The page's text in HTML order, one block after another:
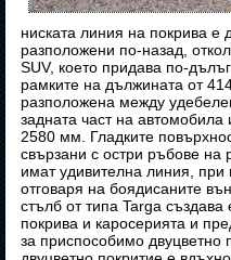
ниската линия на покрива е
разположени по-назад,
SUV, което придава по-
рамките на дължината от
разположена между
задната част на
2580 мм. Гладките
свързани с остри ръбове на
имат удивителна линия, при
отговаря на боядисаните
стълб от типа Targa
покрива и каросерията и
за приспособимо двуцветно